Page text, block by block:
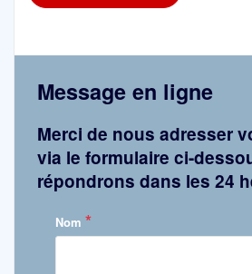
Message en ligne
Merci de nous adresser
via le formulaire ci-
répondrons dans les 24
Nom *